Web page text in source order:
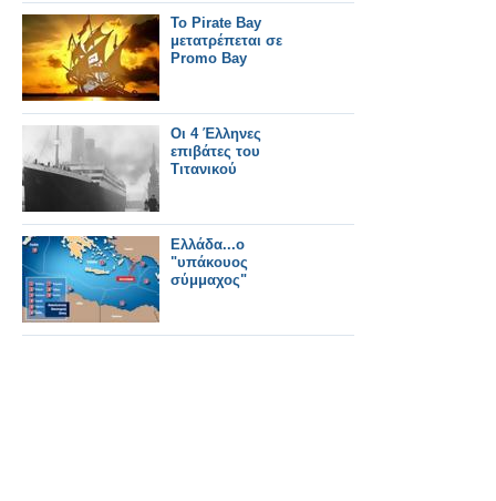
Το Pirate Bay
μετατρέπεται σε
Promo Bay
Οι 4 Έλληνες
επιβάτες του
Τιτανικού
Ελλάδα...ο
"υπάκουος
σύμμαχος"